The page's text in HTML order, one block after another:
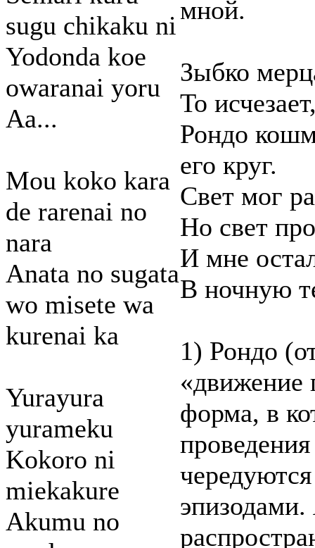
sugu chikaku ni
Yodonda koe
owaranai yoru
Aa...
Mou koko kara
de rarenai no
nara
Anata no sugata
wo misete wa
kurenai ka
Yurayura
yurameku
Kokoro ni
miekakure
Akumu no
мной.
Зыбко
То
Рондо
его круг.
Свет мог
Но свет
И мне
В ночную
1) Рондо
«движение
форма, в
эпизодами.